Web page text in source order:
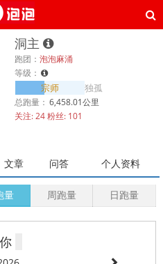
洞主
跑团： 泡泡麻涌
等级：
独孤
宗师
总跑量： 6,458.01公里
关注:24粉丝: 101
文章 问答 个人资料
量 周跑量 日跑量